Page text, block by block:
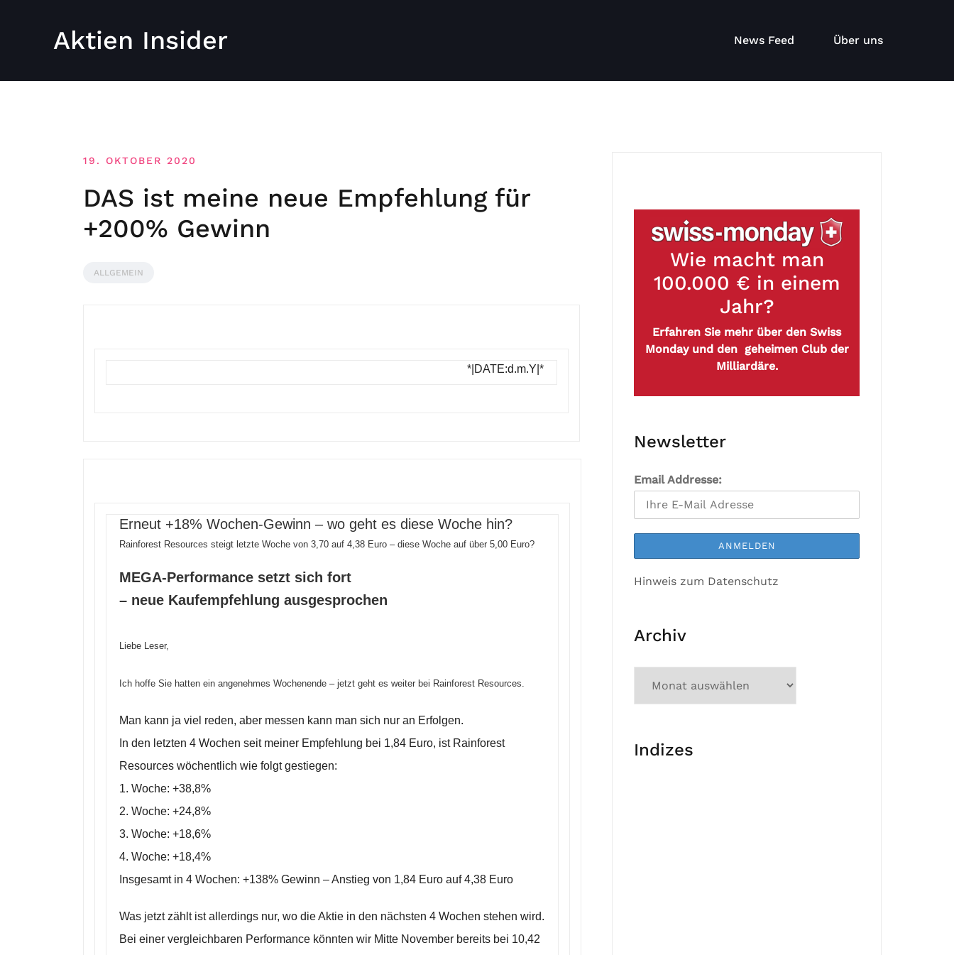
Aktien Insider News Feed Über uns
19. OKTOBER 2020
DAS ist meine neue Empfehlung für
+200% Gewinn
ALLGEMEIN
*|DATE:d.m.Y|*
Erneut +18% Wochen-Gewinn – wo geht es diese Woche hin?
Rainforest Resources steigt letzte Woche von 3,70 auf 4,38 Euro – diese Woche auf über 5,00 Euro?
MEGA-Performance setzt sich fort
– neue Kaufempfehlung ausgesprochen
Liebe Leser,
Ich hoffe Sie hatten ein angenehmes Wochenende – jetzt geht es weiter bei Rainforest Resources.
Man kann ja viel reden, aber messen kann man sich nur an Erfolgen.
In den letzten 4 Wochen seit meiner Empfehlung bei 1,84 Euro, ist Rainforest
Resources wöchentlich wie folgt gestiegen:
1. Woche: +38,8%
2. Woche: +24,8%
3. Woche: +18,6%
4. Woche: +18,4%
Insgesamt in 4 Wochen: +138% Gewinn – Anstieg von 1,84 Euro auf 4,38 Euro
Was jetzt zählt ist allerdings nur, wo die Aktie in den nächsten 4 Wochen stehen wird.
Bei einer vergleichbaren Performance könnten wir Mitte November bereits bei 10,42
Wie macht man
100.000 € in einem
Jahr?
Erfahren Sie mehr über den Swiss
Monday und den geheimen Club der
Milliardäre.
Newsletter
Email Addresse:
Hinweis zum Datenschutz
Archiv
Indizes